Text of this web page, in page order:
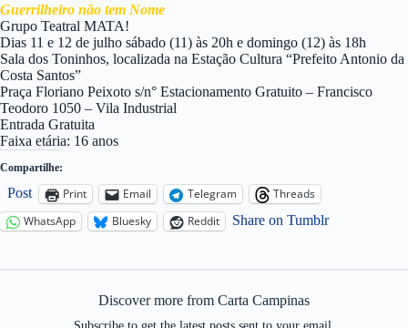
Guerrilheiro não tem Nome
Grupo Teatral MATA!
Dias 11 e 12 de julho sábado (11) às 20h e domingo (12) às 18h
Sala dos Toninhos, localizada na Estação Cultura “Prefeito Antonio da
Costa Santos”
Praça Floriano Peixoto s/n° Estacionamento Gratuito – Francisco
Teodoro 1050 – Vila Industrial
Entrada Gratuita
Faixa etária: 16 anos
Compartilhe:
Post Print Email Telegram
Threads
WhatsApp
Bluesky Reddit Share on Tumblr
Discover more from Carta Campinas
Subscribe to get the latest posts sent to your email.